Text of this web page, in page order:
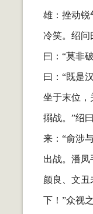
雄：挫动锐
冷笑。绍问
曰：“莫非
曰：“既是
坐于末位，
搦战。”绍
来：“俞涉
出战。潘凤
颜良、文丑
下！”众视